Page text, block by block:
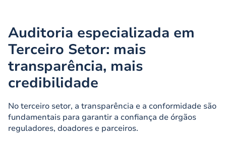
Auditoria especializada em
Terceiro Setor: mais
transparência, mais
credibilidade
No terceiro setor, a transparência e a conformidade são
fundamentais para garantir a confiança de órgãos
reguladores, doadores e parceiros.